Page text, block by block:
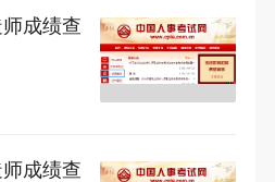
成绩查
成绩查